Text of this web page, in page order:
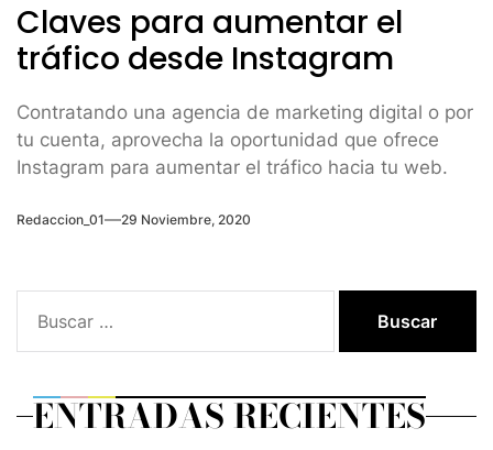
Claves para aumentar el
tráfico desde Instagram
Contratando una agencia de marketing digital o por
tu cuenta, aprovecha la oportunidad que ofrece
Instagram para aumentar el tráfico hacia tu web.
Redaccion_01 29 Noviembre, 2020
ENTRADAS RECIENTES